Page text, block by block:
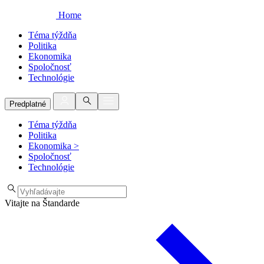
Home
Téma týždňa
Politika
Ekonomika
Spoločnosť
Technológie
Predplatné
Téma týždňa
Politika
Ekonomika >
Spoločnosť
Technológie
Vitajte na Štandarde